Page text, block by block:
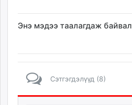
Энэ мэдээ таалагдаж байвал
Сэтгэгдэлүүд (8)